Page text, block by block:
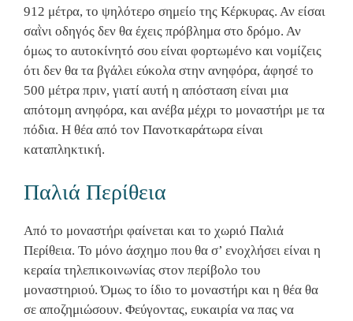
912 μέτρα, το ψηλότερο σημείο της Κέρκυρας. Αν είσαι
σαῒνι οδηγός δεν θα έχεις πρόβλημα στο δρόμο. Αν
όμως το αυτοκίνητό σου είναι φορτωμένο και νομίζεις
ότι δεν θα τα βγάλει εύκολα στην ανηφόρα, άφησέ το
500 μέτρα πριν, γιατί αυτή η απόσταση είναι μια
απότομη ανηφόρα, και ανέβα μέχρι το μοναστήρι με τα
πόδια. Η θέα από τον Πανοτκαράτωρα είναι
καταπληκτική.
Παλιά Περίθεια
Από το μοναστήρι φαίνεται και το χωριό Παλιά
Περίθεια. Το μόνο άσχημο που θα σ’ ενοχλήσει είναι η
κεραία τηλεπικοινωνίας στον περίβολο του
μοναστηριού. Όμως το ίδιο το μοναστήρι και η θέα θα
σε αποζημιώσουν. Φεύγοντας, ευκαιρία να πας να